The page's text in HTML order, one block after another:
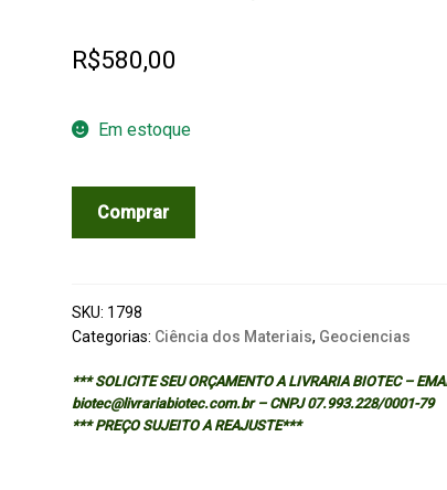
R$580,00
Em estoque
OILFIELD
CORROSION
-
quantidade
Comprar
SKU: 1798
Categorias: Ciência dos Materiais, Geociencias
*** SOLICITE SEU ORÇAMENTO A LIVRARIA BIOTEC –
biotec@livrariabiotec.com.br – CNPJ 07.993.228/0001-79
*** PREÇO SUJEITO A REAJUSTE***